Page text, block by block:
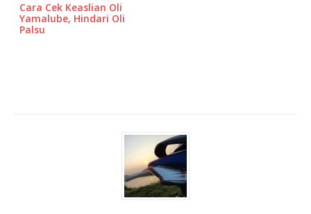
Cara Cek Keaslian Oli
Yamalube, Hindari Oli
Palsu